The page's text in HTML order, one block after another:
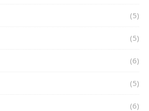
(5)
(5)
(6)
(5)
(6)